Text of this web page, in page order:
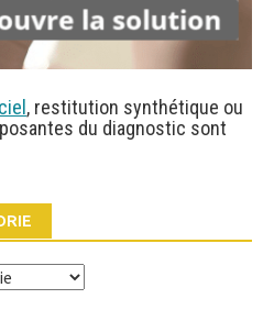
, restitution synthétique ou
du diagnostic sont